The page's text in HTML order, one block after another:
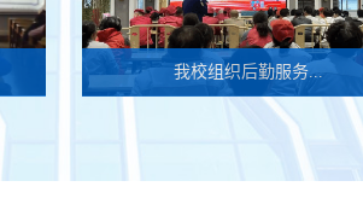
我校组织后勤服务...